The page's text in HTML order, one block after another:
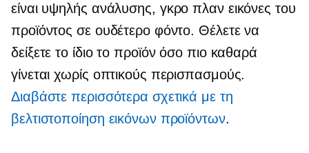
είναι υψηλής ανάλυσης, γκρο πλανεικόνες του
προϊόντος σε ουδέτερο φόντο. Θέλετε να
δείξετε το ίδιο το προϊόν όσο πιο καθαρά
γίνεται χωρίς οπτικούς περισπασμούς.
Διαβάστε περισσότερα σχετικά με τη
βελτιστοποίηση εικόνων προϊόντων.